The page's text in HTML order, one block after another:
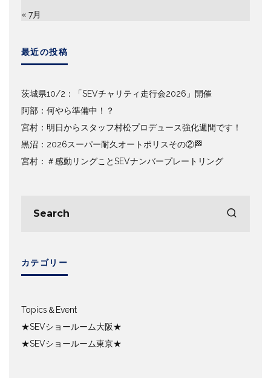
« 7月
最近の投稿
茨城県10/2：「SEVチャリティ走行会2026」開催
阿部：何やら準備中！？
宮村：明日からスタッフ村松プロデュース強化週間です！
黒沼：2026スーパー耐久オートポリスその②🏁
宮村：＃感動リングことSEVナンバープレートリング
カテゴリー
Topics＆Event
★SEVショールーム大阪★
★SEVショールーム東京★